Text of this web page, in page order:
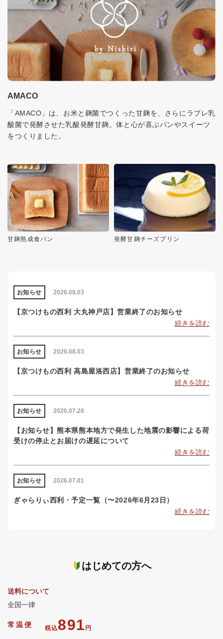
AMACO
「AMACO」は、お米と麹菌でつくった甘麹を、さらにラブレ乳
酸菌で発酵させた乳酸発酵甘麹。体と心が喜ぶパンやスイーツ
をつくりました。
甘麹熟成食パン 発酵甘麹チーズプリン
2026.08.03
お知らせ
【京つけもの西利 大丸神戸店】営業終了のお知らせ
続きを読む
2026.08.03
お知らせ
【京つけもの西利 高島屋洛西店】営業終了のお知らせ
続きを読む
2026.07.28
お知らせ
【お知らせ】熊本県熊本地方で発生した地震の影響による荷
受けの停止とお届けの遅延について
続きを読む
2026.07.01
お知らせ
ぎゃらりぃ西利・予定一覧（〜2026年6月23日）
続きを読む
はじめての方へ
送料について
全国一律
常温便 税込891 円